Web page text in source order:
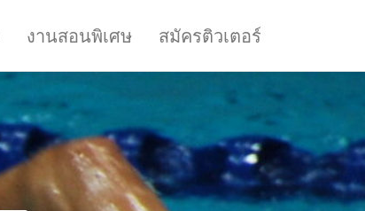
งานสอนพิเศษ สมัครติวเตอร์